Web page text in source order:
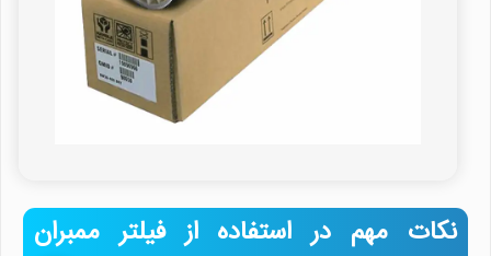
نکات مهم در استفاده از فیلتر ممبران